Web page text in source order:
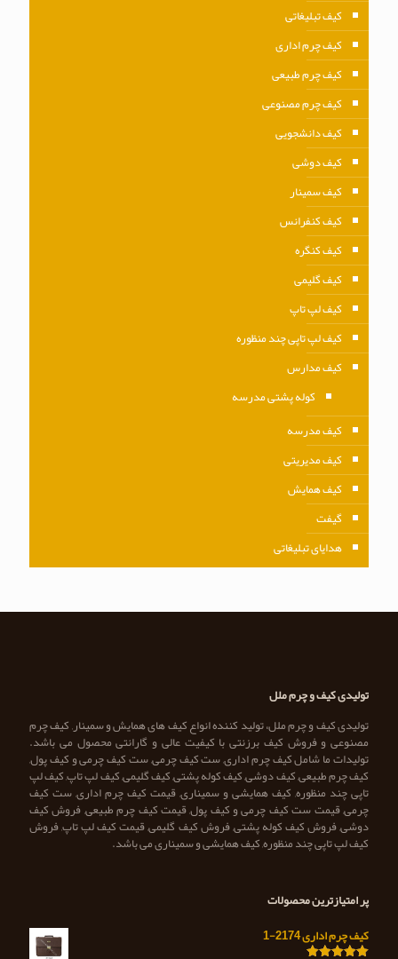
کیف تبلیغاتی
کیف چرم اداری
کیف چرم طبیعی
کیف چرم مصنوعی
کیف دانشجویی
کیف دوشی
کیف سمینار
کیف کنفرانس
کیف کنگره
کیف گلیمی
کیف لپ تاپ
کیف لپ تاپی چند منظوره
کیف مدارس
کوله پشتی مدرسه
کیف مدرسه
کیف مدیریتی
کیف همایش
گیفت
هدایای تبلیغاتی
تولیدی کیف و چرم ملل
تولیدی کیف و چرم ملل، تولید کننده انواع کیف های همایش و سمینار, کیف چرم
مصنوعی و فروش کیف برزنتی با کیفیت عالی و گارانتی محصول می باشد.
تولیدات ما شامل کیف چرم اداری, ست کیف چرمی, ست کیف چرمی و کیف پول,
کیف چرم طبیعی, کیف دوشی, کیف کوله پشتی, کیف گلیمی, کیف لپ تاپ, کیف لپ
تاپی چند منظوره, کیف همایشی و سمیناری, قیمت کیف چرم اداری, ست کیف
چرمی, قیمت ست کیف چرمی و کیف پول, قیمت کیف چرم طبیعی, فروش کیف
دوشی, فروش کیف کوله پشتی, فروش کیف گلیمی, قیمت کیف لپ تاپ, فروش
کیف لپ تاپی چند منظوره, کیف همایشی و سمیناری می باشد.
پر امتیازترین محصولات
کیف چرم اداری 2174-1